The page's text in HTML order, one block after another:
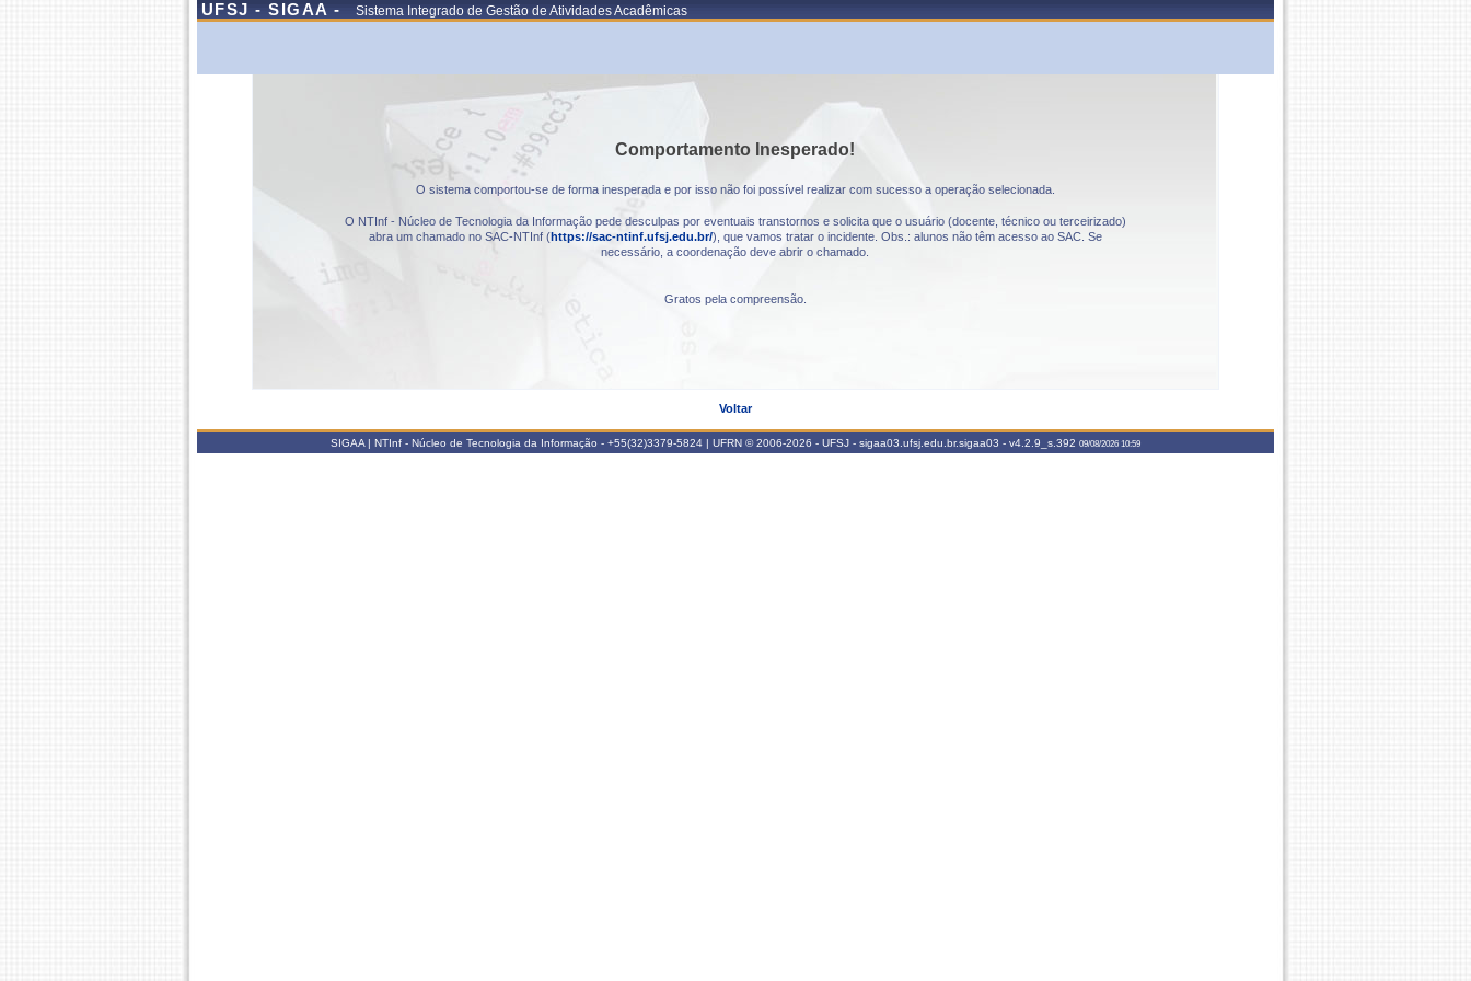
UFSJ - SIGAA - Sistema Integrado de Gestão de Atividades Acadêmicas
Comportamento Inesperado!
O sistema comportou-se de forma inesperada e por isso não foi possível realizar com sucesso a operação selecionada.
O NTInf - Núcleo de Tecnologia da Informação pede desculpas por eventuais transtornos e solicita que o usuário (docente, técnico ou terceirizado)
abra um chamado no SAC-NTInf (https://sac-ntinf.ufsj.edu.br/), que vamos tratar o incidente. Obs.: alunos não têm acesso ao SAC. Se
necessário, a coordenação deve abrir o chamado.
Gratos pela compreensão.
Voltar
SIGAA | NTInf - Núcleo de Tecnologia da Informação - +55(32)3379-5824 | UFRN © 2006-2026 - UFSJ - sigaa03.ufsj.edu.br.sigaa03 - v4.2.9_s.392 09/08/2026 10:59